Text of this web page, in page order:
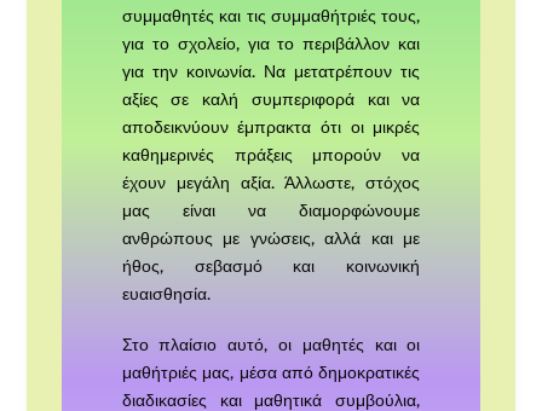
συμμαθητές και τις συμμαθήτριές τους,
για το σχολείο, για το περιβάλλον και
για την κοινωνία. Να μετατρέπουν τις
αξίες σε καλή συμπεριφορά και να
αποδεικνύουν έμπρακτα ότι οι μικρές
καθημερινές πράξεις μπορούν να
έχουν μεγάλη αξία. Άλλωστε, στόχος
μας είναι να διαμορφώνουμε
ανθρώπους με γνώσεις, αλλά και με
ήθος, σεβασμό και κοινωνική
ευαισθησία.
Στο πλαίσιο αυτό, οι μαθητές και οι
μαθήτριές μας, μέσα από δημοκρατικές
διαδικασίες και μαθητικά συμβούλια,